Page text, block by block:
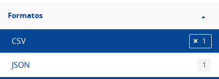
Filtro
Formatos
Formatos
CSV 1
JSON 1